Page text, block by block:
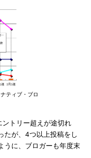
ティブ・ブロ
トリー超えが途切れ
たが、4つ以上投稿をし
うに、ブロガーも年度末